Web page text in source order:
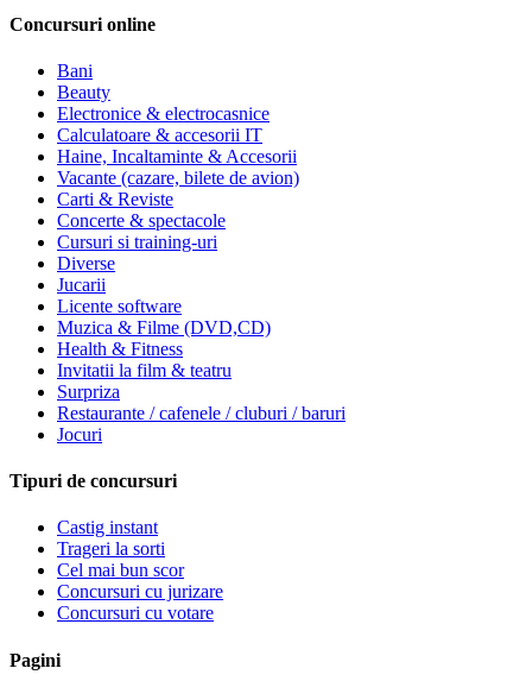
Concursuri online
Bani
Beauty
Electronice & electrocasnice
Calculatoare & accesorii IT
Haine, Incaltaminte & Accesorii
Vacante (cazare, bilete de avion)
Carti & Reviste
Concerte & spectacole
Cursuri si training-uri
Diverse
Jucarii
Licente software
Muzica & Filme (DVD,CD)
Health & Fitness
Invitatii la film & teatru
Surpriza
Restaurante / cafenele / cluburi / baruri
Jocuri
Tipuri de concursuri
Castig instant
Trageri la sorti
Cel mai bun scor
Concursuri cu jurizare
Concursuri cu votare
Pagini